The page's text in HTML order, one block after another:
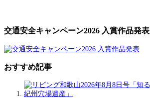
交通安全キャンペーン2026 入賞作品発表
おすすめ記事